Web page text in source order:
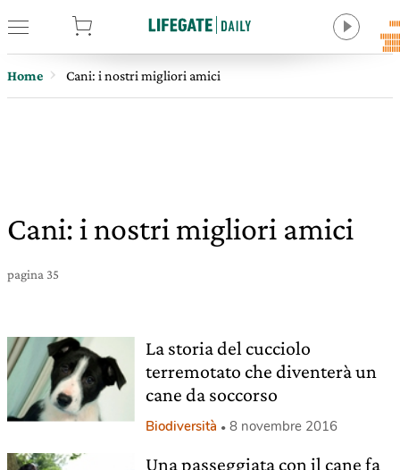
Home Cani: i nostri migliori amici
Cani: i nostri migliori amici
pagina 35
La storia del cucciolo
terremotato che diventerà un
cane da soccorso
Biodiversità 8 novembre 2016
Una passeggiata con il cane fa